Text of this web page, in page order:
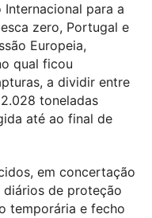
para a
zero, Portugal e
Europeia,
qual ficou
a dividir entre
toneladas
até ao final de
em concertação
de proteção
temporária e fecho